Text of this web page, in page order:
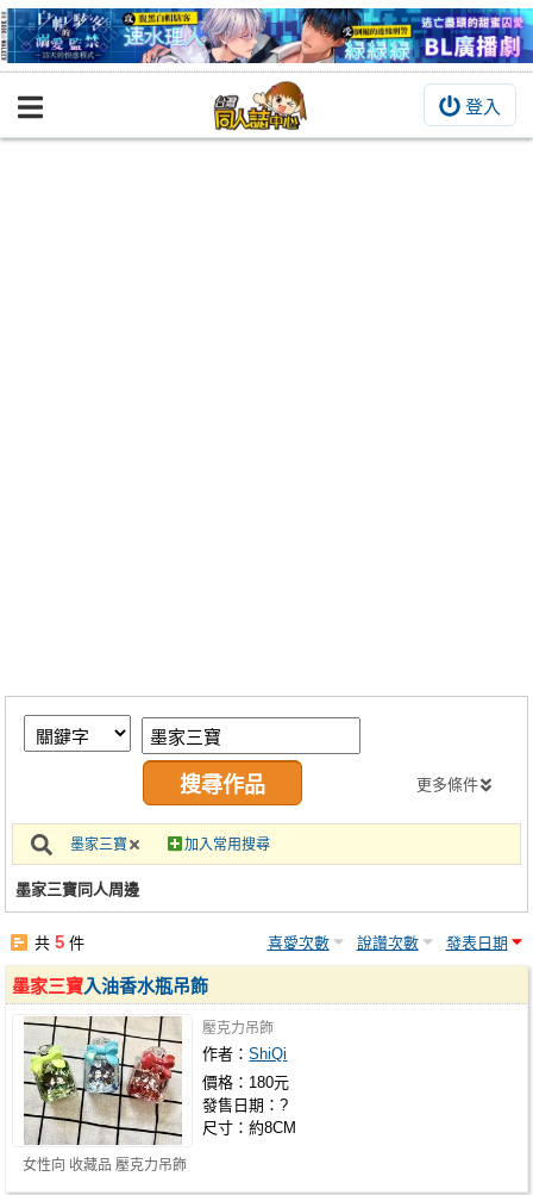
登入
BOOKY書集倉庫
繪圖藝廊
交流中心
攤位轉讓區
會員功能選單
註冊會員
更多條件
墨家三寶 加入常用搜尋
墨家三寶同人周邊
共5 件 喜愛次數 說讚次數 發表日期
女性向 收藏品 壓克力吊飾
墨家三寶入油香水瓶吊飾
壓克力吊飾
作者：ShiQi
價格：180元
發售日期：?
尺寸：約8CM